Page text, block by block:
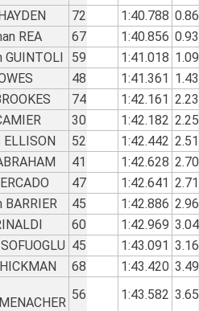
72 1:40.788
REA 67 1:40.856
GUINTOLI 59 1:41.018
48 1:41.361
74 1:42.161
30 1:42.182
52 1:42.442
41 1:42.628
47 1:42.641
BARRIER 45 1:42.886
60 1:42.969
45 1:43.091
68 1:43.420
56 1:43.582